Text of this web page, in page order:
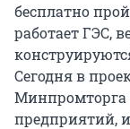
бесплатно
работает ГЭС,
Сегодня в
Минпромторга
предприятий,